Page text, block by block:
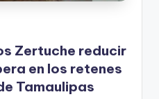
Zertuche reducir
en los retenes
Tamaulipas